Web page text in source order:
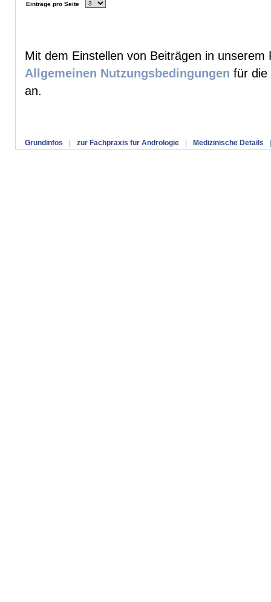
Einträge pro Seite
Mit dem Einstellen von Beiträgen in
Allgemeinen Nutzungsbedingungen für die
an.
Grundinfos zur Fachpraxis für Andrologie Medizinische Details